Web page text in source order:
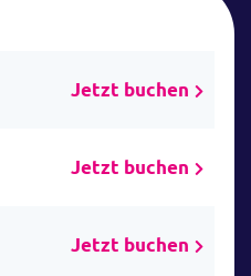
Jetzt buchen
Jetzt buchen
Jetzt buchen